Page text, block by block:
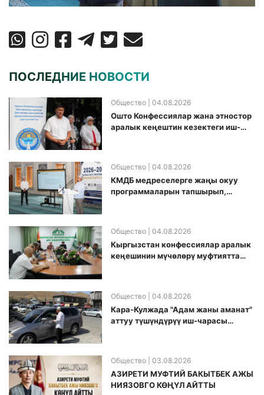
ПОСЛЕДНИЕ НОВОСТИ
Общество | 04.08.2026
Ошто Конфессиялар жана этностор
аралык кеңештин кезектеги иш-
Общество | 04.08.2026
КМДБ медреселерге жаңы окуу
программаларын тапшырып,
Общество | 04.08.2026
Кыргызстан конфессиялар аралык
кеӊешинин мүчөлөрү муфтиятта
Общество | 04.08.2026
Кара-Кулжада "Адам жаны аманат"
аттуу түшүндүрүү иш-чарасы
Общество | 03.08.2026
АЗИРЕТИ МУФТИЙ БАКЫТБЕК АЖЫ
НИЯЗОВГО КӨҢҮЛ АЙТТЫ